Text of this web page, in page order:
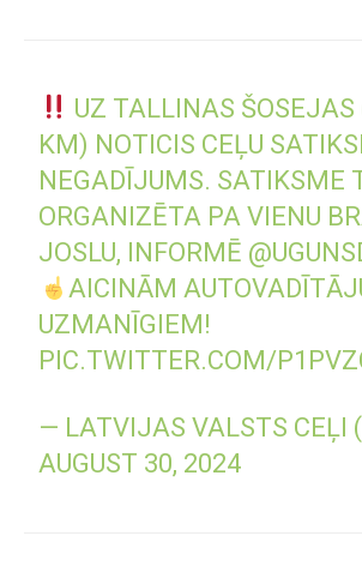
UZ TALLINAS
KM) NOTICIS CEĻU
NEGADĪJUMS. SATIKSME
ORGANIZĒTA PA VIENU
JOSLU, INFORMĒ
AICINĀM
UZMANĪGIEM!
PIC.TWITTER.COM/
— LATVIJAS VALSTS CEĻI
AUGUST 30, 2024